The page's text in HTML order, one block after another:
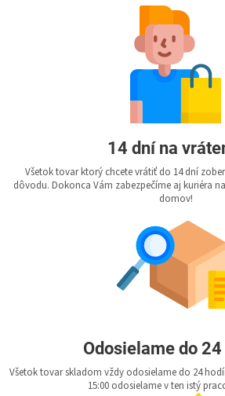
14 dní na
Všetok tovar ktorý chcete vrátiť do 14 dní
dôvodu. Dokonca Vám zabezpečíme aj kuriéra
domov!
Odosielame do
Všetok tovar skladom vždy odosielame do 24
15:00 odosielame v ten istý